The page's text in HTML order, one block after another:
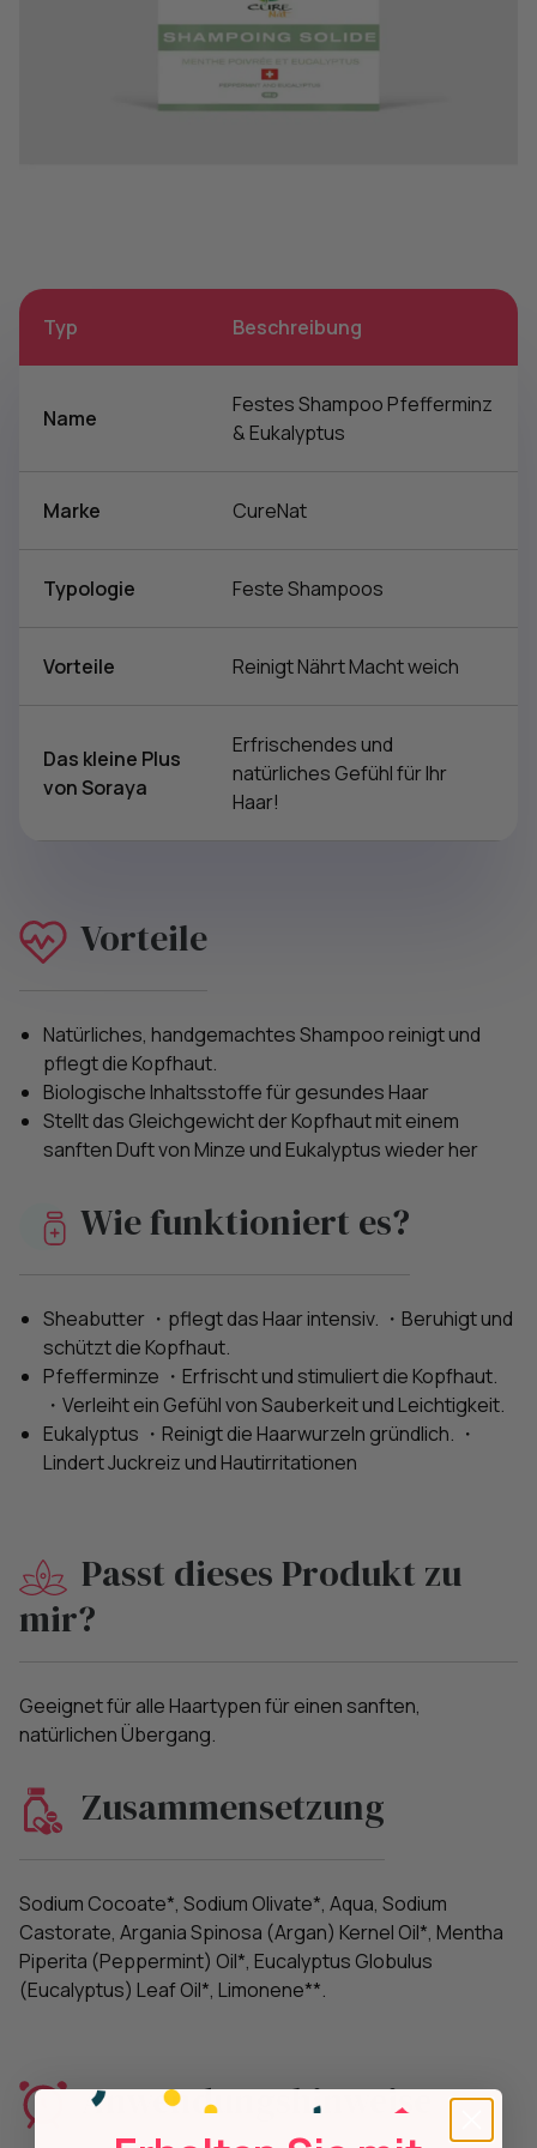
Typ Beschreibung
Name
Festes Shampoo Pfefferminz
& Eukalyptus
Marke CureNat
Typologie Feste Shampoos
Vorteile Reinigt Nährt Macht weich
Das kleine Plus
von Soraya
Erfrischendes und
natürliches Gefühl für Ihr
Haar!
Vorteile
Natürliches, handgemachtes Shampoo reinigt und
pflegt die Kopfhaut.
Biologische Inhaltsstoffe für gesundes Haar
Stellt das Gleichgewicht der Kopfhaut mit einem
sanften Duft von Minze und Eukalyptus wieder her
Wie funktioniert es?
Sheabutter ・pflegt das Haar intensiv. ・Beruhigt und
schützt die Kopfhaut.
Pfefferminze ・Erfrischt und stimuliert die Kopfhaut.
・Verleiht ein Gefühl von Sauberkeit und Leichtigkeit.
Eukalyptus ・Reinigt die Haarwurzeln gründlich. ・
Lindert Juckreiz und Hautirritationen
Passt dieses Produkt zu
mir?
Geeignet für alle Haartypen für einen sanften,
natürlichen Übergang.
Zusammensetzung
Sodium Cocoate*, Sodium Olivate*, Aqua, Sodium
Castorate, Argania Spinosa (Argan) Kernel Oil*, Mentha
Piperita (Peppermint) Oil*, Eucalyptus Globulus
(Eucalyptus) Leaf Oil*, Limonene**.
Anwendungshinweise